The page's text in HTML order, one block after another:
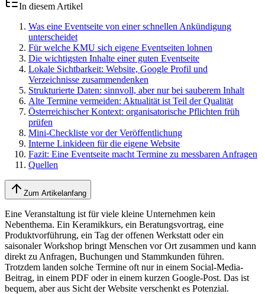
In diesem Artikel
Was eine Eventseite von einer schnellen Ankündigung
unterscheidet
Für welche KMU sich eigene Eventseiten lohnen
Die wichtigsten Inhalte einer guten Eventseite
Lokale Sichtbarkeit: Website, Google Profil und
Verzeichnisse zusammendenken
Strukturierte Daten: sinnvoll, aber nur bei sauberem Inhalt
Alte Termine vermeiden: Aktualität ist Teil der Qualität
Österreichischer Kontext: organisatorische Pflichten früh
prüfen
Mini-Checkliste vor der Veröffentlichung
Interne Linkideen für die eigene Website
Fazit: Eine Eventseite macht Termine zu messbaren Anfragen
Quellen
Zum Artikelanfang
Eine Veranstaltung ist für viele kleine Unternehmen kein
Nebenthema. Ein Keramikkurs, ein Beratungsvortrag, eine
Produktvorführung, ein Tag der offenen Werkstatt oder ein
saisonaler Workshop bringt Menschen vor Ort zusammen und kann
direkt zu Anfragen, Buchungen und Stammkunden führen.
Trotzdem landen solche Termine oft nur in einem Social-Media-
Beitrag, in einem PDF oder in einem kurzen Google-Post. Das ist
bequem, aber aus Sicht der Website verschenkt es Potenzial.